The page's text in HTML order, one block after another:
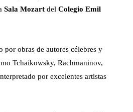
Sala Mozart del Colegio Emil
por obras de autores célebres y
Tchaikowsky, Rachmaninov,
por excelentes artistas